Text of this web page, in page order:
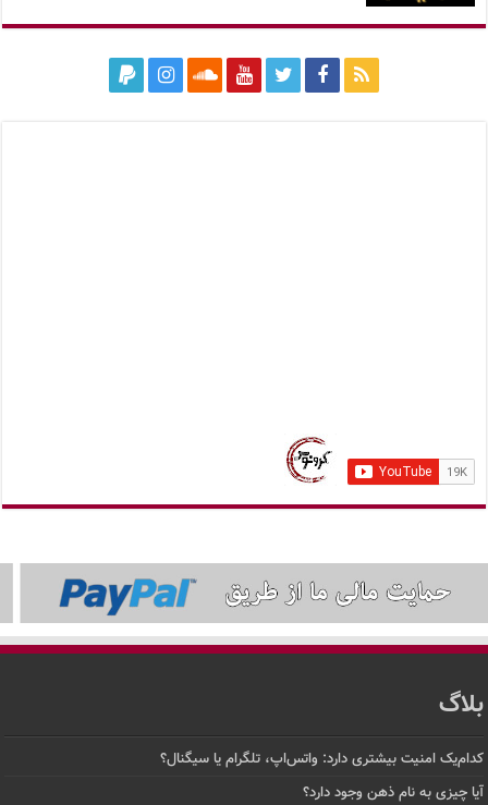
بلاگ
کدام‌یک امنیت بیشتری دارد: واتس‌اپ، تلگرام یا سیگنال؟
آیا چیزی به نام ذهن وجود دارد؟